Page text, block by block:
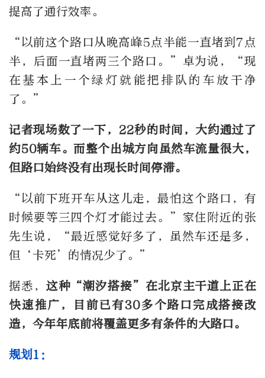
提高了通行效率。
“以前这个路口从晚高峰5点半能一直堵到7点
半，后面一直堵两三个路口。”卓为说，“现
在基本上一个绿灯就能把排队的车放干净
了。”
记者现场数了一下，22秒的时间，大约通过了
约50辆车。而整个出城方向虽然车流量很大，
但路口始终没有出现长时间停滞。
“以前下班开车从这儿走，最怕这个路口，有
时候要等三四个灯才能过去。”家住附近的张
先生说，“最近感觉好多了，虽然车还是多，
但‘卡死’的情况少了。”
据悉， 这种“潮汐搭接”在北京主干道上正在
快速推广，目前已有30多个路口完成搭接改
造，今年年底前将覆盖更多有条件的大路口。
规划1：